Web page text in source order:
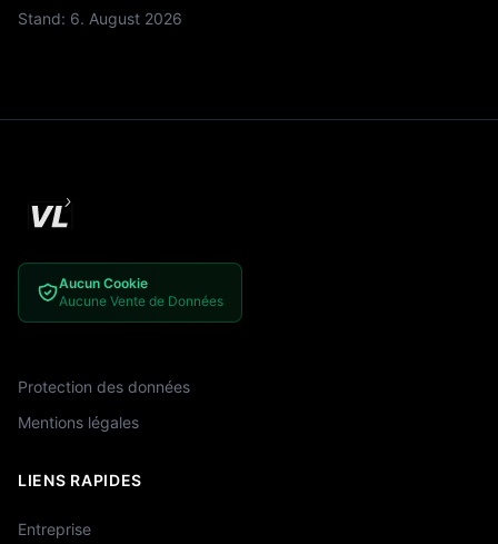
Stand: 6. August 2026
Aucun Cookie
Aucune Vente de Données
Protection des données
Mentions légales
LIENS RAPIDES
Entreprise